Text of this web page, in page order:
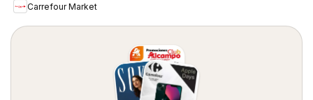
Carrefour Market